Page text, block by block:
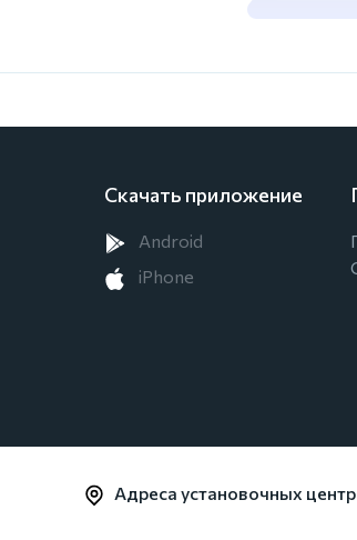
Скачать приложение
Android
iPhone
Адреса установочных